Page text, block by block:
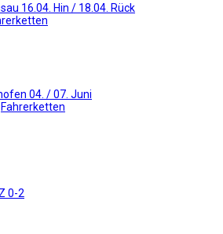
16.04. Hin / 18.04. Rück
04. / 07. Juni
Fahrerketten
0-2